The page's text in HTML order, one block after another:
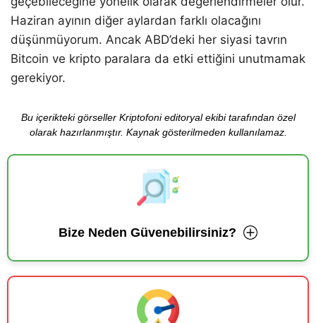
Haziran ayının diğer aylardan farklı olacağını
düşünmüyorum. Ancak ABD’deki her siyasi tavrın
Bitcoin ve kripto paralara da etki ettiğini unutmamak
gerekiyor.
Bu içerikteki görseller Kriptofoni editoryal ekibi tarafından özel
olarak hazırlanmıştır. Kaynak gösterilmeden kullanılamaz.
Bize Neden Güvenebilirsiniz?